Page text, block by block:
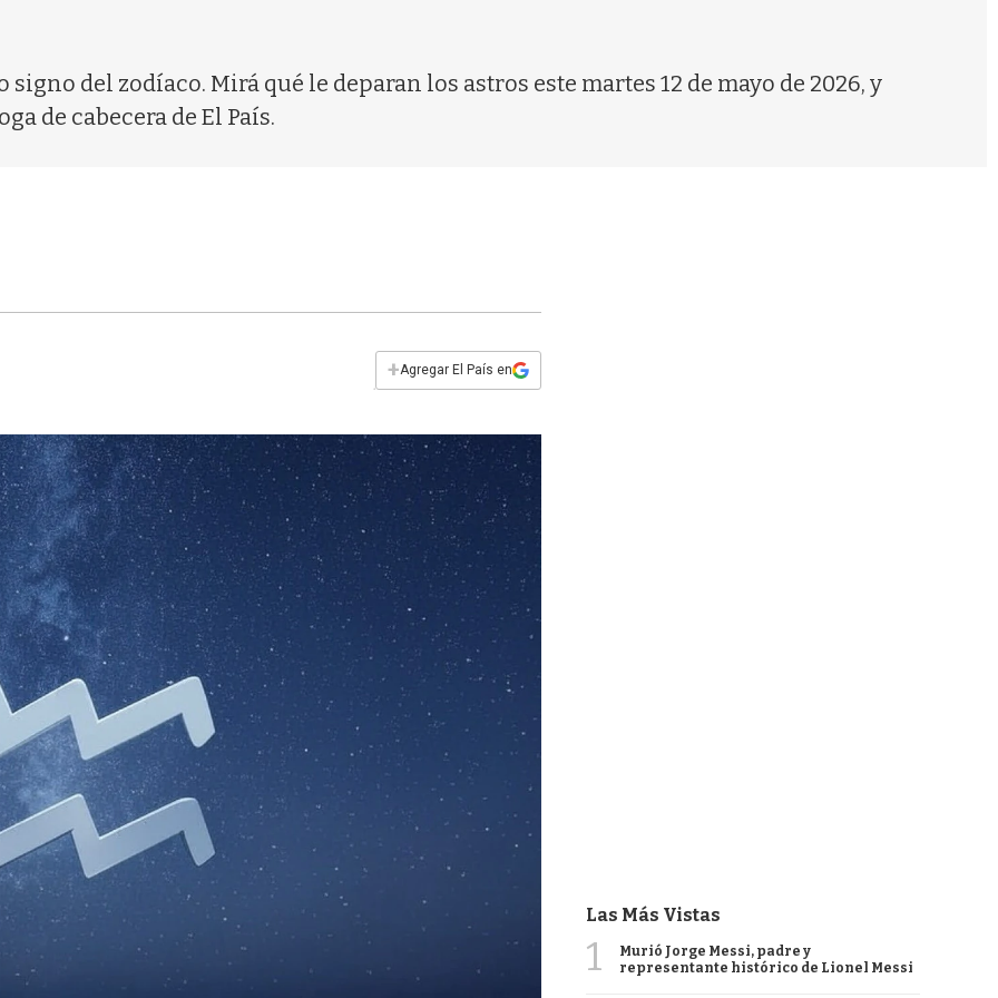
del zodíaco. Mirá qué le deparan los astros este martes 12 de mayo de 2026, y
de cabecera de El País.
+Agregar El País en
Las Más Vistas
1
Murió Jorge Messi, padre y
representante histórico de Lionel Messi